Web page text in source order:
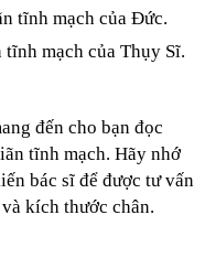
tĩnh mạch của Đức.
mạch của Thụy Sĩ.
đến cho bạn đọc
tĩnh mạch. Hãy nhớ
bác sĩ để được tư vấn
kích thước chân.